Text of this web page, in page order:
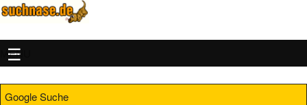
MENU
Google Suche